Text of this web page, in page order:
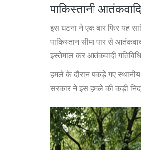
पाकिस्तानी
इस घटना ने एक बार फिर यह
पाकिस्तान सीमा पार से
इस्तेमाल कर आतंकवादी
हमले के दौरान पकड़े गए
सरकार ने इस हमले की कड़ी